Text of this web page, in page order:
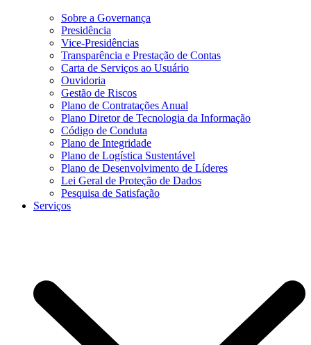
Sobre a Governança
Presidência
Vice-Presidências
Transparência e Prestação de Contas
Carta de Serviços ao Usuário
Ouvidoria
Gestão de Riscos
Plano de Contratações Anual
Plano Diretor de Tecnologia da Informação
Código de Conduta
Plano de Integridade
Plano de Logística Sustentável
Plano de Desenvolvimento de Líderes
Lei Geral de Proteção de Dados
Pesquisa de Satisfação
Serviços